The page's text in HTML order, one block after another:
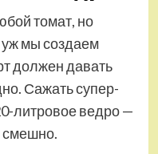
томат, но
уж мы создаем
должен давать
Сажать супер-
литровое ведро —
смешно.